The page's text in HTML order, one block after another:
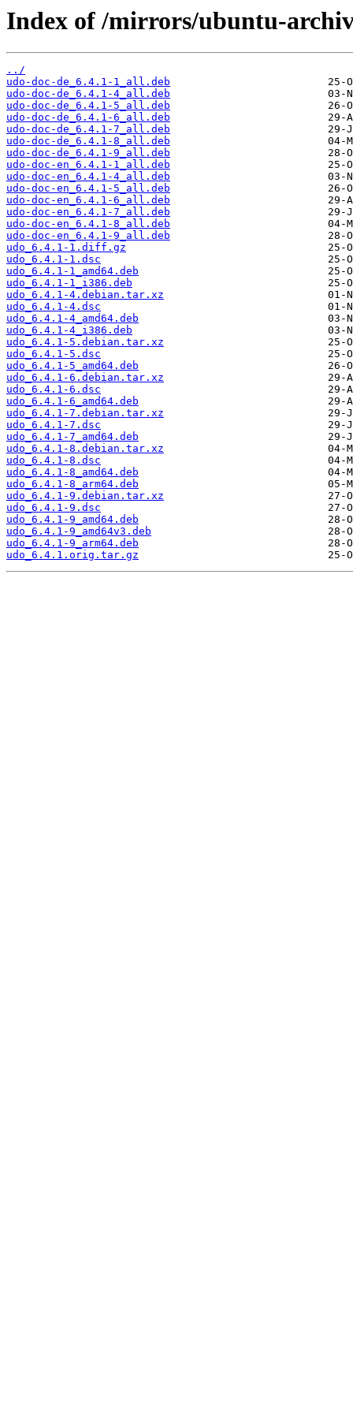
Index of /mirrors/ubuntu-
../
udo-doc-de_6.4.1-1_all.deb
udo-doc-de_6.4.1-4_all.deb
udo-doc-de_6.4.1-5_all.deb
udo-doc-de_6.4.1-6_all.deb
udo-doc-de_6.4.1-7_all.deb
udo-doc-de_6.4.1-8_all.deb
udo-doc-de_6.4.1-9_all.deb
udo-doc-en_6.4.1-1_all.deb
udo-doc-en_6.4.1-4_all.deb
udo-doc-en_6.4.1-5_all.deb
udo-doc-en_6.4.1-6_all.deb
udo-doc-en_6.4.1-7_all.deb
udo-doc-en_6.4.1-8_all.deb
udo-doc-en_6.4.1-9_all.deb
udo_6.4.1-1.diff.gz
udo_6.4.1-1.dsc
udo_6.4.1-1_amd64.deb
udo_6.4.1-1_i386.deb
udo_6.4.1-4.debian.tar.xz
udo_6.4.1-4.dsc
udo_6.4.1-4_amd64.deb
udo_6.4.1-4_i386.deb
udo_6.4.1-5.debian.tar.xz
udo_6.4.1-5.dsc
udo_6.4.1-5_amd64.deb
udo_6.4.1-6.debian.tar.xz
udo_6.4.1-6.dsc
udo_6.4.1-6_amd64.deb
udo_6.4.1-7.debian.tar.xz
udo_6.4.1-7.dsc
udo_6.4.1-7_amd64.deb
udo_6.4.1-8.debian.tar.xz
udo_6.4.1-8.dsc
udo_6.4.1-8_amd64.deb
udo_6.4.1-8_arm64.deb
udo_6.4.1-9.debian.tar.xz
udo_6.4.1-9.dsc
udo_6.4.1-9_amd64.deb
udo_6.4.1-9_amd64v3.deb
udo_6.4.1-9_arm64.deb
udo_6.4.1.orig.tar.gz